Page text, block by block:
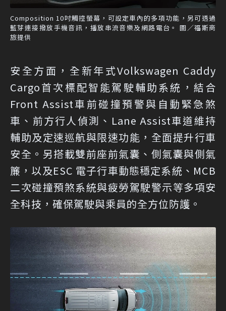
Composition 10吋觸控螢幕，可設定車內的多項功能，另可透過
藍芽連接撥放手機音訊，播放串流音樂及網路電台。 圖／福斯商
旅提供
安全方面，全新年式Volkswagen Caddy
Cargo首次標配智能駕駛輔助系統，結合
Front Assist車前碰撞預警與自動緊急煞
車、前方行人偵測、Lane Assist車道維持
輔助及定速巡航與限速功能，全面提升行車
安全。另搭載雙前座前氣囊、側氣囊與側氣
簾，以及ESC 電子行車動態穩定系統、MCB
二次碰撞預煞系統與疲勞駕駛警示等多項安
全科技，確保駕駛與乘員的全方位防護。